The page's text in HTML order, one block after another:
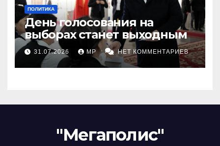
ПОЛИТИКА
День голосования на
выборах станет выходным
31.07.2026 MP НЕТ КОММЕНТАРИЕВ
"Мегаполис"